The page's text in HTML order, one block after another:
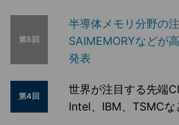
第5回
半導体メモリ分野の
SAIMEMORYなどが
発表
第4回
世界が注目する先端
Intel、IBM、TSMCな